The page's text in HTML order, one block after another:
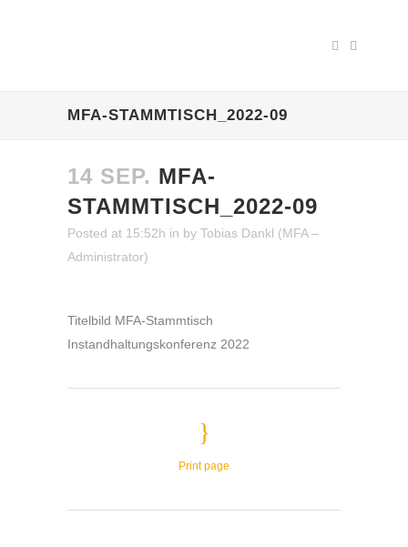
MFA-STAMMTISCH_2022-09
14 SEP. MFA-
STAMMTISCH_2022-09
Posted at 15:52h in by Tobias Dankl (MFA –
Administrator)
Titelbild MFA-Stammtisch
Instandhaltungskonferenz 2022
Print page